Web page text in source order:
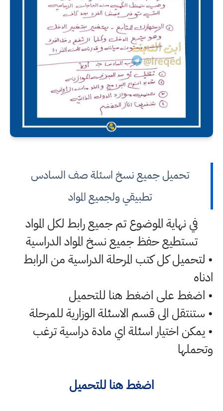
تحميل جميع نسخ اسئلة صف السادس
تطبيقي ولجميع المواد
في نهاية الموضوع تم جميع رابط لكل المواد
تستطيع حفظ جميع نسخ المواد الدراسية
• لتحميل كل كتب المرحلة الدراسية من الرابط
ادناه
• اضغط على اضغط هنا للتحميل
• ستنتقل الى قسم الاسئلة الوزارية للمرحلة
• يمكن اختيار اسئلة اي مادة دراسية ترغب
وتحملها
اضغط هنا للتحميل